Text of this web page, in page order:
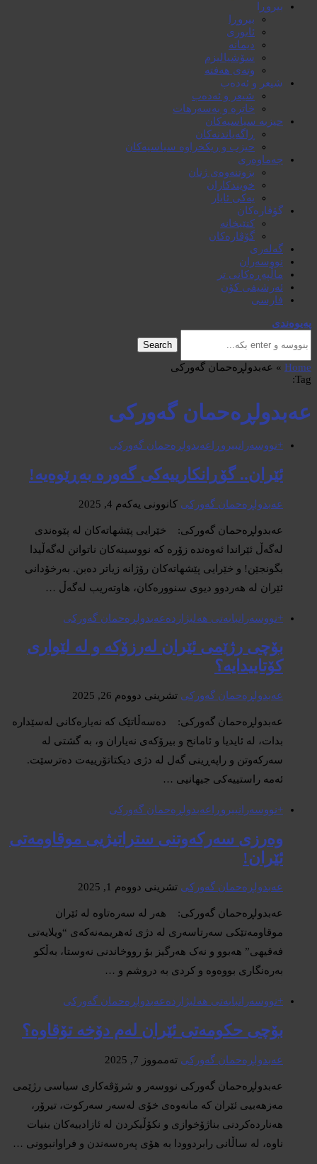
بیروڕا
بیروڕا
ئابوری
دیمانە
سۆشیالیزم
وتەی هەفتە
شیعر و ئەدەب
شیعر و ئەدەب
خاترە و بەسەرهات
حیزبە سیاسیەکان
ڕاگەیاندنەکان
حیزب و ریکخراوە سیاسیەکان
جەماوەری
بزوتنەوەی ژنان
خویند‌کاران
یەکی ئایار
گۆڤارەکان
کتێبخانە
گۆڤارەکان
گەلەری
نووسەران
ماڵپەڕەکانی تر
ئەرشیفی کۆن
فارسی
پەیوەندی
Search
Home
» عەبدولڕەحمان گەورکی
Tag:
عەبدولڕەحمان گەورکی
+نووسەرانبیروڕا عەبدولڕەحمان گەورکی
ئێران.. گۆڕانکارییەکی گەورە بەڕێوەیە!
عەبدولڕەحمان گەورکی کانوونی یەکەم 4, 2025
عەبدولڕەحمان گەورکی: خێرایی پێشهاتەکان لە پێوەندی
لەگەڵ ئێراندا ئەوەندە زۆرە کە نووسینەکان ناتوانن لەگەڵیدا
بگونجێن! و خێرایی پێشهاتەکان رۆژانە زیاتر دەبن. بەرخۆدانی
ئێران لە هەردوو دیوی سنوورەکان، هاوتەریب لەگەڵ …
+نووسەرانبابەتی هەلبژاردەعەبدولڕەحمان گەورکی
بۆچی رژێمی ئێران لەرزۆکە و لە لێواری
کۆتاییدایە؟
عەبدولڕەحمان گەورکی تشرینی دووەم 26, 2025
عەبدولڕەحمان گەورکی: دەسەڵاتێک کە نەیارەکانی لەسێدارە
بدات، لە ئایدیا و ئامانج و بیرۆکەی نەیاران و، بە گشتی لە
سەرکەوتن و راپەڕینی گەل لە دژی دیکتاتۆرییەت دەترسێت.
ئەمە راستییەکی جیهانیی …
+نووسەرانبیروڕا عەبدولڕەحمان گەورکی
وەرزی سەرکەوتنی ستراتیژیی موقاومەتی
ئێران!
عەبدولڕەحمان گەورکی تشرینی دووەم 1, 2025
عەبدولڕەحمان گەورکی: هەر لە سەرەتاوە لە ئێران
موقاومەتێکی سەرتاسەری لە دژی ئەهریمەنەکەی “ویلایەتی
فەقیهی” هەبوو و نەک هەرگیز بۆ رووخاندنی نەوستا، بەڵکو
بەرەنگاری بووەوە و کردی بە دروشم و …
+نووسەرانبابەتی هەلبژاردەعەبدولڕەحمان گەورکی
بۆچی حکومەتی ئێران لەم دۆخە تۆقاوە؟
عەبدولڕەحمان گەورکی تەممووز 7, 2025
عەبدولڕەحمان گەورکی نووسەر و شرۆڤەکاری سیاسی رژێمی
مەزهەبیی ئێران کە مانەوەی خۆی لەسەر سەرکوت، تیرۆر،
هەناردەکردنی بناژۆخوازی و نکۆڵیکردن لە ئازادییەکان بنیات
ناوە، لە ساڵانی رابردوودا بە هۆی پەرەسەندن و فراوانبوونی …